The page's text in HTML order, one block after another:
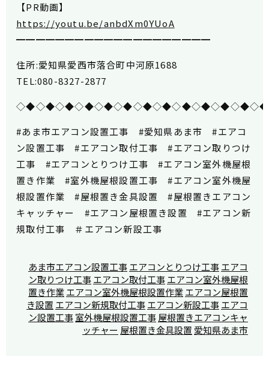
【PR動画】
https://youtu.be/anbdXm0YUoA
━━━━━━━━━━━━━━━━━━━━
住所:愛知県愛西市落合町中河原1688
TEL:080-8327-2877
#あま市エアコン設置工事 #愛知県あま市 #エアコ
ン設置工事 #エアコン取付工事 #エアコン取りつけ
工事 #エアコンとりつけ工事 #エアコン室外機屋根
置き作業 #室外機屋根設置工事 #エアコン室外機屋
根設置作業 #屋根置き金具設置 #屋根置きエアコン
キャッチャー #エアコン屋根置き設置 #エアコン新
規取付工事 ＃エアコン新設工事
あま市エアコン設置工事エアコンとりつけ工事エアコ
ン取りつけ工事エアコン取付工事エアコン室外機屋根
置き作業エアコン室外機屋根設置作業エアコン屋根置
き設置 エアコン新規取付工事エアコン新設工事エアコ
ン設置工事室外機屋根設置工事屋根置きエアコンキャ
ッチャー 屋根置き金具設置 愛知県あま市